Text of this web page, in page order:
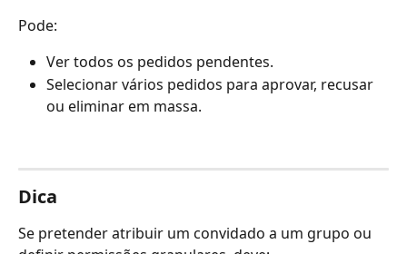
Pode:
Ver todos os pedidos pendentes.
Selecionar vários pedidos para aprovar, recusar
ou eliminar em massa.
Dica
Se pretender atribuir um convidado a um grupo ou